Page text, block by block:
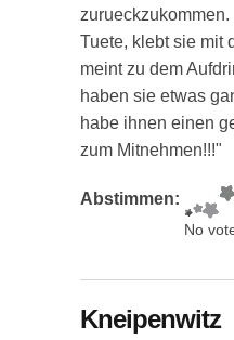
Tuete, klebt sie mit
meint zu dem
haben sie etwas
habe ihnen einen
zum Mitnehmen!!!"
Abstimmen:
No
Kneipenwitz